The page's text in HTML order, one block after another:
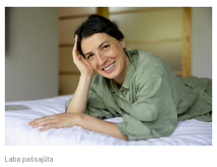
Laba pašsajūta